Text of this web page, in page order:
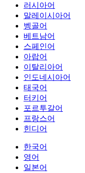
러시아어
말레이시아어
벵골어
베트남어
스페인어
아랍어
이탈리아어
인도네시아어
태국어
터키어
포르투갈어
프랑스어
힌디어
한국어
영어
일본어